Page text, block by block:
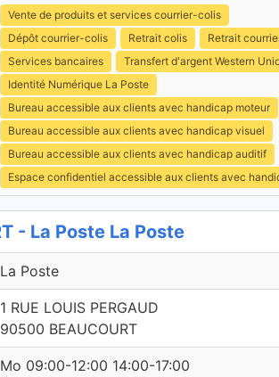
Vente de produits et services courrier-colis
Dépôt courrier-colis
Retrait colis
Retrait
Services bancaires
Transfert d'argent Western
Identité Numérique La Poste
Bureau accessible aux clients avec handicap moteur
Bureau accessible aux clients avec handicap visuel
Bureau accessible aux clients avec handicap auditif
Espace confidentiel accessible aux clients avec
- La Poste La Poste
La Poste
1 RUE LOUIS PERGAUD
90500 BEAUCOURT
Mo 09:00-12:00 14:00-17:00